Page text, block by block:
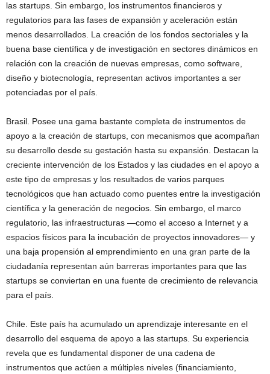
las startups. Sin embargo, los instrumentos financieros y
regulatorios para las fases de expansión y aceleración están
menos desarrollados. La creación de los fondos sectoriales y la
buena base científica y de investigación en sectores dinámicos en
relación con la creación de nuevas empresas, como software,
diseño y biotecnología, representan activos importantes a ser
potenciadas por el país.
Brasil. Posee una gama bastante completa de instrumentos de
apoyo a la creación de startups, con mecanismos que acompañan
su desarrollo desde su gestación hasta su expansión. Destacan la
creciente intervención de los Estados y las ciudades en el apoyo a
este tipo de empresas y los resultados de varios parques
tecnológicos que han actuado como puentes entre la investigación
científica y la generación de negocios. Sin embargo, el marco
regulatorio, las infraestructuras —como el acceso a Internet y a
espacios físicos para la incubación de proyectos innovadores— y
una baja propensión al emprendimiento en una gran parte de la
ciudadanía representan aún barreras importantes para que las
startups se conviertan en una fuente de crecimiento de relevancia
para el país.
Chile. Este país ha acumulado un aprendizaje interesante en el
desarrollo del esquema de apoyo a las startups. Su experiencia
revela que es fundamental disponer de una cadena de
instrumentos que actúen a múltiples niveles (financiamiento,